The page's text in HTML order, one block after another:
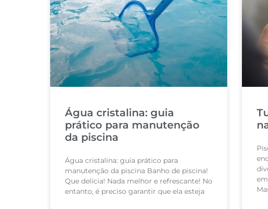
Água cristalina: guia
prático para manutenção
da piscina
Água cristalina: guia prático para
manutenção da piscina Banho de piscina!
Que delícia! Nada melhor e refrescante! No
entanto, é preciso garantir que ela esteja